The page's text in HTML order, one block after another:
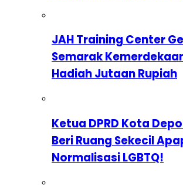
JAH Training Center
Semarak
Hadiah Jutaan Rupiah
Ketua DPRD Kota
Beri Ruang Sekecil
Normalisasi LGBTQ!